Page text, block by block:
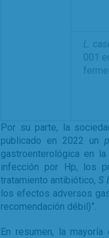
L.
001
Por su parte, la
publicado en 2022 un
gastroenterológica en
infección por Hp, los
tratamiento antibiótico, S
los efectos adversos
recomendación débil)”.
En resumen, la